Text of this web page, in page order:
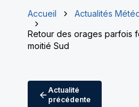
Accueil
Actualités
Retour des orages parfois
moitié Sud
Actualité
précédente